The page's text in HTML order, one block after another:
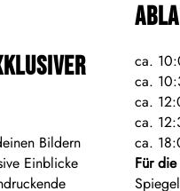
Bildern
Einblicke
ca.
ca.
ca.
ca.
ca.
Für